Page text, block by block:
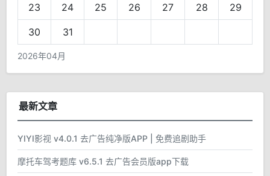
23 24 25 26 27 28 29
30 31
2026年04月
最新文章
YIYI影视 v4.0.1 去广告纯净版APP | 免费追剧助手
摩托车驾考题库 v6.5.1 去广告会员版app下载